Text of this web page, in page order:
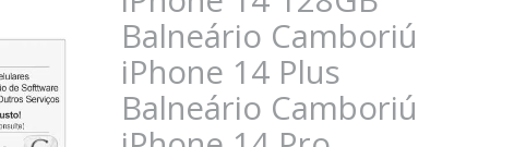
Balneário Camboriú
iPhone 14 Plus
Balneário Camboriú